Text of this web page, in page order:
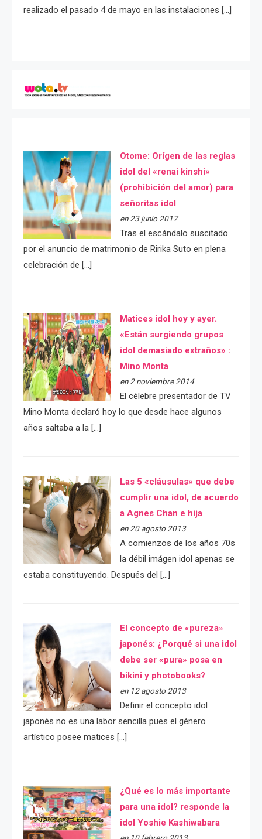
realizado el pasado 4 de mayo en las instalaciones […]
Otome: Orígen de las reglas
idol del «renai kinshi»
(prohibición del amor) para
señoritas idol
en 23 junio 2017
Tras el escándalo suscitado
por el anuncio de matrimonio de Ririka Suto en plena
celebración de […]
Matices idol hoy y ayer.
«Están surgiendo grupos
idol demasiado extraños» :
Mino Monta
en 2 noviembre 2014
El célebre presentador de TV
Mino Monta declaró hoy lo que desde hace algunos
años saltaba a la […]
Las 5 «cláusulas» que debe
cumplir una idol, de acuerdo
a Agnes Chan e hija
en 20 agosto 2013
A comienzos de los años 70s
la débil imágen idol apenas se
estaba constituyendo. Después del […]
El concepto de «pureza»
japonés: ¿Porqué si una idol
debe ser «pura» posa en
bikini y photobooks?
en 12 agosto 2013
Definir el concepto idol
japonés no es una labor sencilla pues el género
artístico posee matices […]
¿Qué es lo más importante
para una idol? responde la
idol Yoshie Kashiwabara